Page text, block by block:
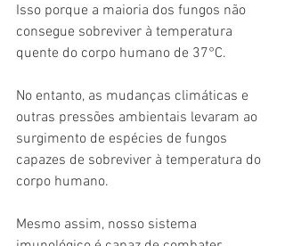
Isso porque a maioria dos fungos não
consegue sobreviver à temperatura
quente do corpo humano de 37°C.
No entanto, as mudanças climáticas e
outras pressões ambientais levaram ao
surgimento de espécies de fungos
capazes de sobreviver à temperatura do
corpo humano.
Mesmo assim, nosso sistema